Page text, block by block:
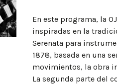
En este programa, la
inspiradas en la
Serenata para
1878, basada en una
movimientos, la obra
La segunda parte del